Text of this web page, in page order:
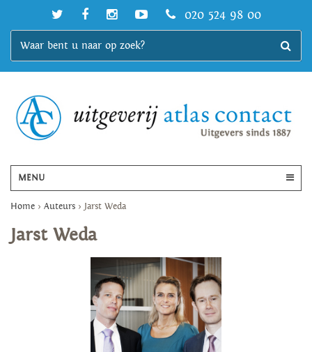
020 524 98 00
MENU
Home > Auteurs > Jarst Weda
Jarst Weda